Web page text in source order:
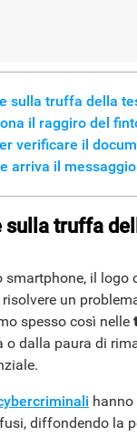
sulla truffa della
il raggiro del
verificare il
arriva il messaggio
sulla truffa
smartphone, il logo
un
spesso così nelle
dalla paura di
hanno
diffondendo la